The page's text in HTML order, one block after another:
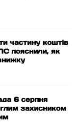
частину коштів
пояснили, як
6 серпня
захисником